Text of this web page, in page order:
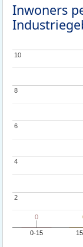
Inwoners
0-15
2
2
4
4
6
6
8
8
10
10
0
0